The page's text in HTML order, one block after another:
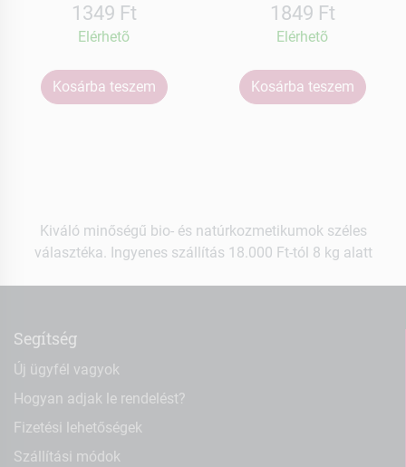
1349 Ft
Elérhetõ
Kosárba teszem
1849 Ft
Elérhetõ
Kosárba teszem
Kiváló minőségű bio- és natúrkozmetikumok széles
választéka. Ingyenes szállítás 18.000 Ft-tól 8 kg alatt
Segítség
Új ügyfél vagyok
Hogyan adjak le rendelést?
Fizetési lehetőségek
Szállítási módok